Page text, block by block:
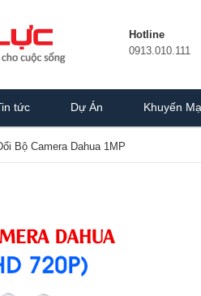
Hotline
0913.010.111
tức Dự Án Khuyến
Bộ Camera Dahua 1MP